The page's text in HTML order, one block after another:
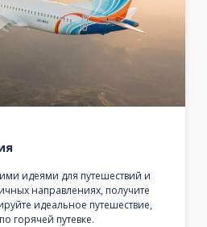
идеями для путешествий и
направлениях, получите
идеальное путешествие,
горячей путевке.